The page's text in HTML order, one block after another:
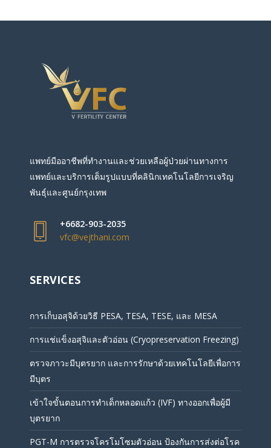
แพทย์มืออาชีพที่ทำงานและช่วยเหลือผู้ป่วยผ่านทางการ
แพทย์และบริการเต็มรูปแบบที่คลินิกเทคโนโลยีการเจริญ
พันธุ์และศูนย์กรุงเทพ
+6682-903-2035
vfc@vejthani.com
SERVICES
การเก็บอสุจิด้วยวิธี PESA, TESA, TESE, และ MESA
การแช่แข็งอสุจิและตัวอ่อน (Cryopreservation Freezing)
ตรวจภาวะมีบุตรยาก และการรักษาด้วยเทคโนโลยีเพื่อการ
มีบุตร
เข้าใจขั้นตอนการทำเด็กหลอดแก้ว (IVF) ทางออกเพื่อผู้มี
บุตรยาก
PGT-M การตรวจโครโมโซมตัวอ่อน ป้องกันการส่งต่อโรค